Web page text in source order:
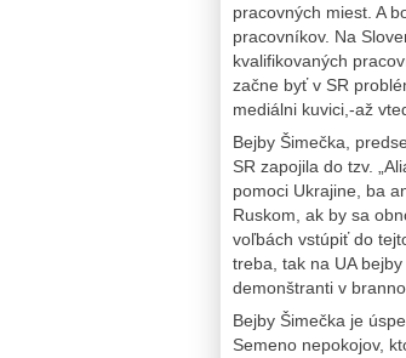
pracovných miest. A
pracovníkov. Na
kvalifikovaných
začne byť v SR
mediálni kuvici,-až
Bejby Šimečka,
SR zapojila do tzv.
pomoci Ukrajine, ba
Ruskom, ak by sa
voľbách vstúpiť do
treba, tak na UA
demonštranti v
Bejby Šimečka je
Semeno nepokojov,